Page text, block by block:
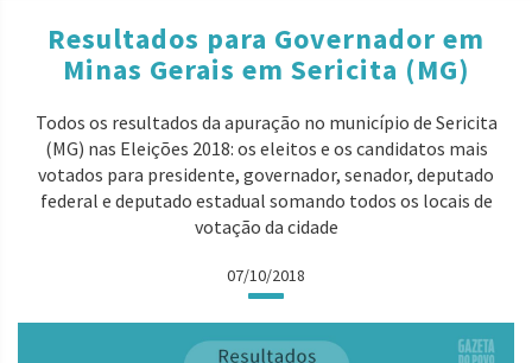
Resultados para Governador em
Minas Gerais em Sericita (MG)
Todos os resultados da apuração no município de Sericita
(MG) nas Eleições 2018: os eleitos e os candidatos mais
votados para presidente, governador, senador, deputado
federal e deputado estadual somando todos os locais de
votação da cidade
07/10/2018